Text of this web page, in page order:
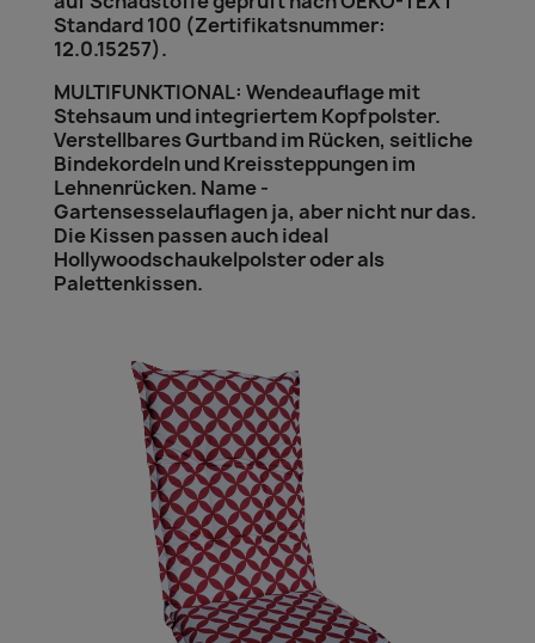
Standard 100 (Zertifikatsnummer:
12.0.15257).
MULTIFUNKTIONAL: Wendeauflage mit
Stehsaum und integriertem Kopfpolster.
Verstellbares Gurtband im Rücken, seitliche
Bindekordeln und Kreissteppungen im
Lehnenrücken. Name -
Gartensesselauflagen ja, aber nicht nur das.
Die Kissen passen auch ideal
Hollywoodschaukelpolster oder als
Palettenkissen.